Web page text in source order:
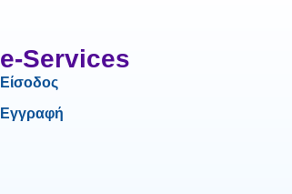
e-Services
Είσοδος
Εγγραφή